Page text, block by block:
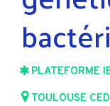
PLATEFORME
TOULOUSE